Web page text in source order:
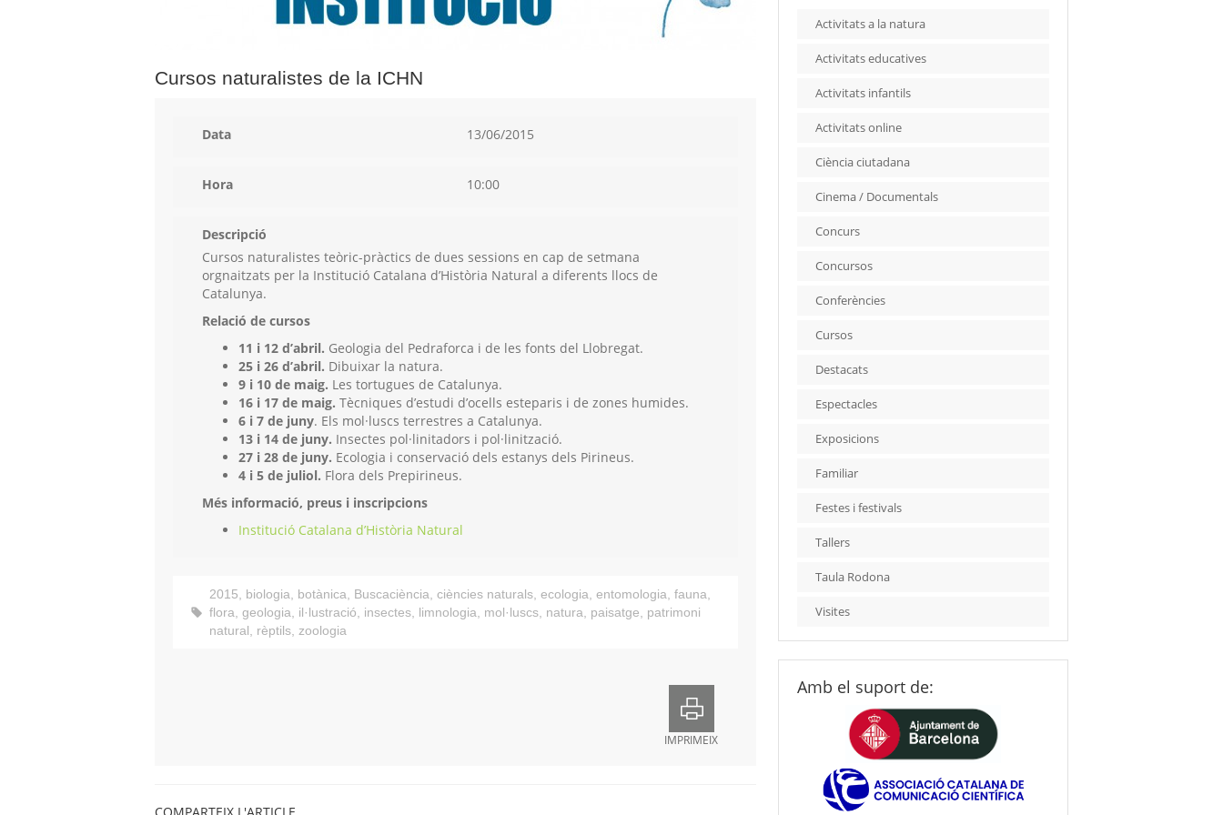
Cursos naturalistes de la ICHN
Data 13/06/2015
Hora 10:00
Descripció
Cursos naturalistes teòric-pràctics de dues sessions en cap de setmana
orgnaitzats per la Institució Catalana d’Història Natural a diferents llocs de
Catalunya.
Relació de cursos
11 i 12 d’abril. Geologia del Pedraforca i de les fonts del Llobregat.
25 i 26 d’abril. Dibuixar la natura.
9 i 10 de maig. Les tortugues de Catalunya.
16 i 17 de maig. Tècniques d’estudi d’ocells esteparis i de zones humides.
6 i 7 de juny. Els mol·luscs terrestres a Catalunya.
13 i 14 de juny. Insectes pol·linitadors i pol·linització.
27 i 28 de juny. Ecologia i conservació dels estanys dels Pirineus.
4 i 5 de juliol. Flora dels Prepirineus.
Més informació, preus i inscripcions
Institució Catalana d’Història Natural
2015, biologia, botànica, Buscaciència, ciències naturals, ecologia, entomologia, fauna,
flora, geologia, il·lustració, insectes, limnologia, mol·luscs, natura, paisatge, patrimoni
natural, rèptils, zoologia
IMPRIMEIX
Activitats a la natura
Activitats educatives
Activitats infantils
Activitats online
Ciència ciutadana
Cinema / Documentals
Concurs
Concursos
Conferències
Cursos
Destacats
Espectacles
Exposicions
Familiar
Festes i festivals
Tallers
Taula Rodona
Visites
Amb el suport de: